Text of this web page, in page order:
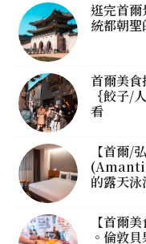
逛完首
統都朝
首爾美
｛餃子/
看
【首爾/
(Amanti
的露天
【首爾
。倫敦